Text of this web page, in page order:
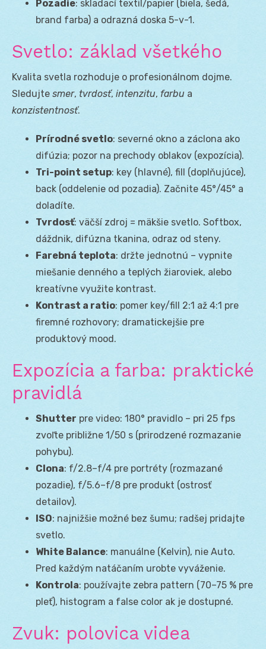
Pozadie: skladací textil/papier (biela, šedá,
brand farba) a odrazná doska 5-v-1.
Svetlo: základ všetkého
Kvalita svetla rozhoduje o profesionálnom dojme.
Sledujte smer, tvrdosť, intenzitu, farbu a
konzistentnosť.
Prírodné svetlo: severné okno a záclona ako
difúzia; pozor na prechody oblakov (expozícia).
Tri-point setup: key (hlavné), fill (doplňujúce),
back (oddelenie od pozadia). Začnite 45°/45° a
doladíte.
Tvrdosť: väčší zdroj = mäkšie svetlo. Softbox,
dáždnik, difúzna tkanina, odraz od steny.
Farebná teplota: držte jednotnú – vypnite
miešanie denného a teplých žiaroviek, alebo
kreatívne využite kontrast.
Kontrast a ratio: pomer key/fill 2:1 až 4:1 pre
firemné rozhovory; dramatickejšie pre
produktový mood.
Expozícia a farba: praktické
pravidlá
Shutter pre video: 180° pravidlo – pri 25 fps
zvoľte približne 1/50 s (prirodzené rozmazanie
pohybu).
Clona: f/2.8–f/4 pre portréty (rozmazané
pozadie), f/5.6–f/8 pre produkt (ostrosť
detailov).
ISO: najnižšie možné bez šumu; radšej pridajte
svetlo.
White Balance: manuálne (Kelvin), nie Auto.
Pred každým natáčaním urobte vyváženie.
Kontrola: používajte zebra pattern (70–75 % pre
pleť), histogram a false color ak je dostupné.
Zvuk: polovica videa